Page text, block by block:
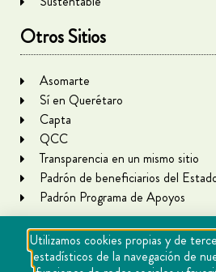
Otros Sitios
Asomarte
Sí en Querétaro
Capta
QCC
Transparencia en un mismo sitio
Padrón de beneficiarios del
Padrón Programa de Apoyos
Utilizamos cookies propias y de
estadísticos de la navegación de